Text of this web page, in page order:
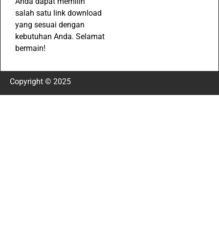
salah satu link download
yang sesuai dengan
kebutuhan Anda. Selamat
bermain!
Copyright © 2025